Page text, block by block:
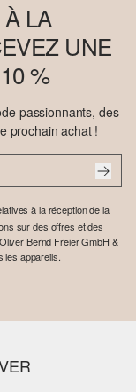
LA
UNE
%
passionnants, des
prochain achat !
à la réception de la
sur des offres et des
Bernd Freier GmbH &
les appareils.